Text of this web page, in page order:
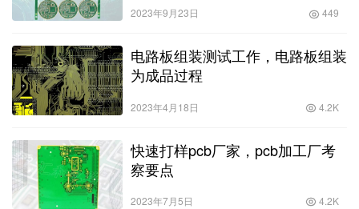
2023年9月23日 449
电路板组装测试工作，电路板组装
为成品过程
2023年4月18日 4.2K
快速打样pcb厂家，pcb加工厂考
察要点
2023年7月5日 4.2K